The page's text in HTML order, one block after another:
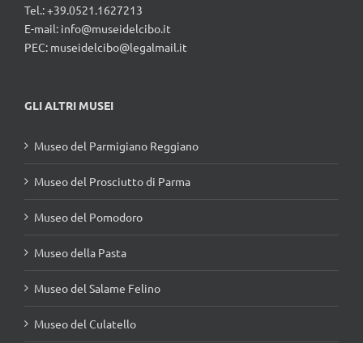
Tel.: +39.0521.1627213
E-mail: info@museidelcibo.it
PEC: museidelcibo@legalmail.it
GLI ALTRI MUSEI
Museo del Parmigiano Reggiano
Museo del Prosciutto di Parma
Museo del Pomodoro
Museo della Pasta
Museo del Salame Felino
Museo del Culatello